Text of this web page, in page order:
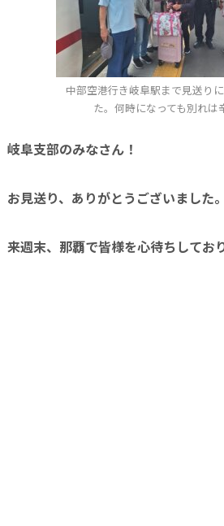
中部空港行き岐阜駅まで見送り
た。何時になっても別れは
岐阜支部のみなさん！
お見送り、ありがとうございました。
来週末、那覇で皆様を心待ちしており